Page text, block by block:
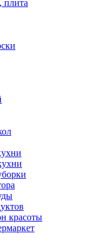
плита
красоты